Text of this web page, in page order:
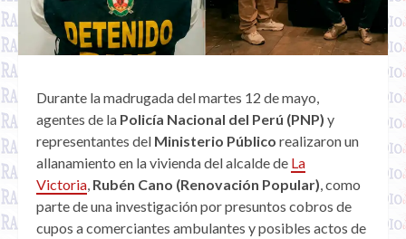
Durante la madrugada del martes 12 de mayo,
agentes de la Policía Nacional del Perú (PNP) y
representantes del Ministerio Público realizaron un
allanamiento en la vivienda del alcalde de La
Victoria Rubén Cano (Renovación Popular) , como
parte de una investigación por presuntos cobros de
cupos a comerciantes ambulantes y posibles actos de